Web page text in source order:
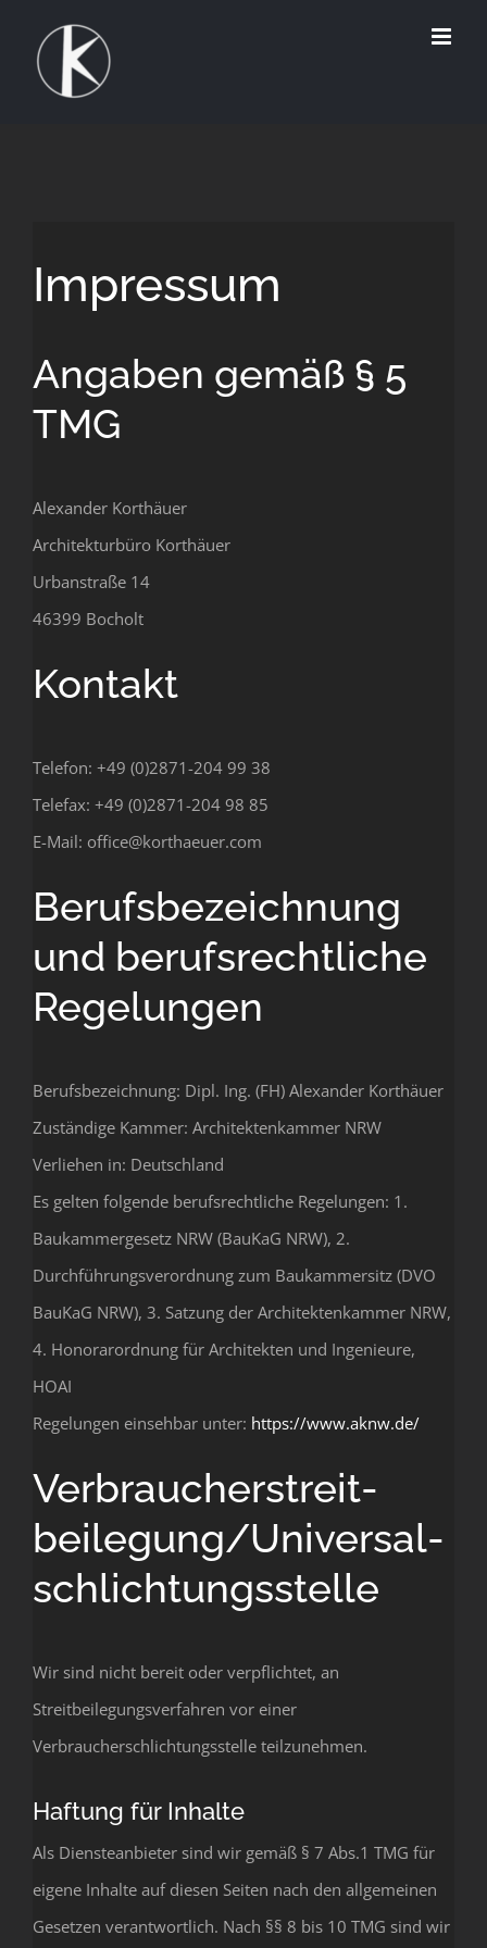
Inhalt
springen
Impressum
Angaben gemäß § 5
TMG
Alexander Korthäuer
Architekturbüro Korthäuer
Urbanstraße 14
46399 Bocholt
Kontakt
Telefon: +49 (0)2871-204 99 38
Telefax: +49 (0)2871-204 98 85
E-Mail: office@korthaeuer.com
Berufsbezeichnung
und berufsrechtliche
Regelungen
Berufsbezeichnung: Dipl. Ing. (FH) Alexander Korthäuer
Zuständige Kammer: Architektenkammer NRW
Verliehen in: Deutschland
Es gelten folgende berufsrechtliche Regelungen: 1.
Baukammergesetz NRW (BauKaG NRW), 2.
Durchführungsverordnung zum Baukammersitz (DVO
BauKaG NRW), 3. Satzung der Architektenkammer NRW,
4. Honorarordnung für Architekten und Ingenieure,
HOAI
Regelungen einsehbar unter: https://www.aknw.de/
Verbraucher­streit­
beilegung/Universal­
schlichtungs­stelle
Wir sind nicht bereit oder verpflichtet, an
Streitbeilegungsverfahren vor einer
Verbraucherschlichtungsstelle teilzunehmen.
Haftung für Inhalte
Als Diensteanbieter sind wir gemäß § 7 Abs.1 TMG für
eigene Inhalte auf diesen Seiten nach den allgemeinen
Gesetzen verantwortlich. Nach §§ 8 bis 10 TMG sind wir